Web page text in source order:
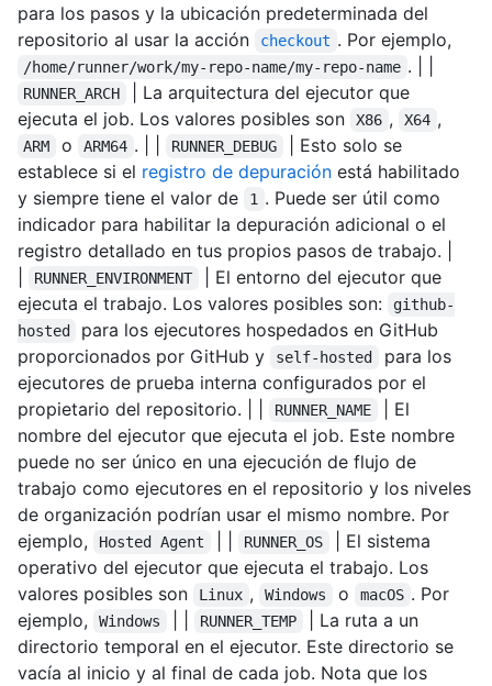
para los pasos y la ubicación predeterminada del
repositorio al usar la acción
checkout . Por ejemplo,
/home/runner/work/my-repo-name/my-repo-name . | |
RUNNER_ARCH
| La arquitectura del ejecutor que
ejecuta el job. Los valores posibles son
X86 , X64 ,
ARM o ARM64 . | | RUNNER_DEBUG
| Esto solo se
establece si el registro de depuración está habilitado
y siempre tiene el valor de
1 . Puede ser útil como
indicador para habilitar la depuración adicional o el
registro detallado en tus propios pasos de trabajo. |
RUNNER_ENVIRONMENT
| El entorno del ejecutor que
ejecuta el trabajo. Los valores posibles son:
github-
hosted
para los ejecutores hospedados en GitHub
proporcionados por GitHub y
self-hosted
para los
ejecutores de prueba interna configurados por el
propietario del repositorio. | |
RUNNER_NAME
| El
nombre del ejecutor que ejecuta el job. Este nombre
puede no ser único en una ejecución de flujo de
trabajo como ejecutores en el repositorio y los niveles
de organización podrían usar el mismo nombre. Por
ejemplo,
Hosted Agent RUNNER_OS
| El sistema
operativo del ejecutor que ejecuta el trabajo. Los
valores posibles son
Linux , Windows o macOS . Por
ejemplo,
Windows RUNNER_TEMP
| La ruta a un
directorio temporal en el ejecutor. Este directorio se
vacía al inicio y al final de cada job. Nota que los